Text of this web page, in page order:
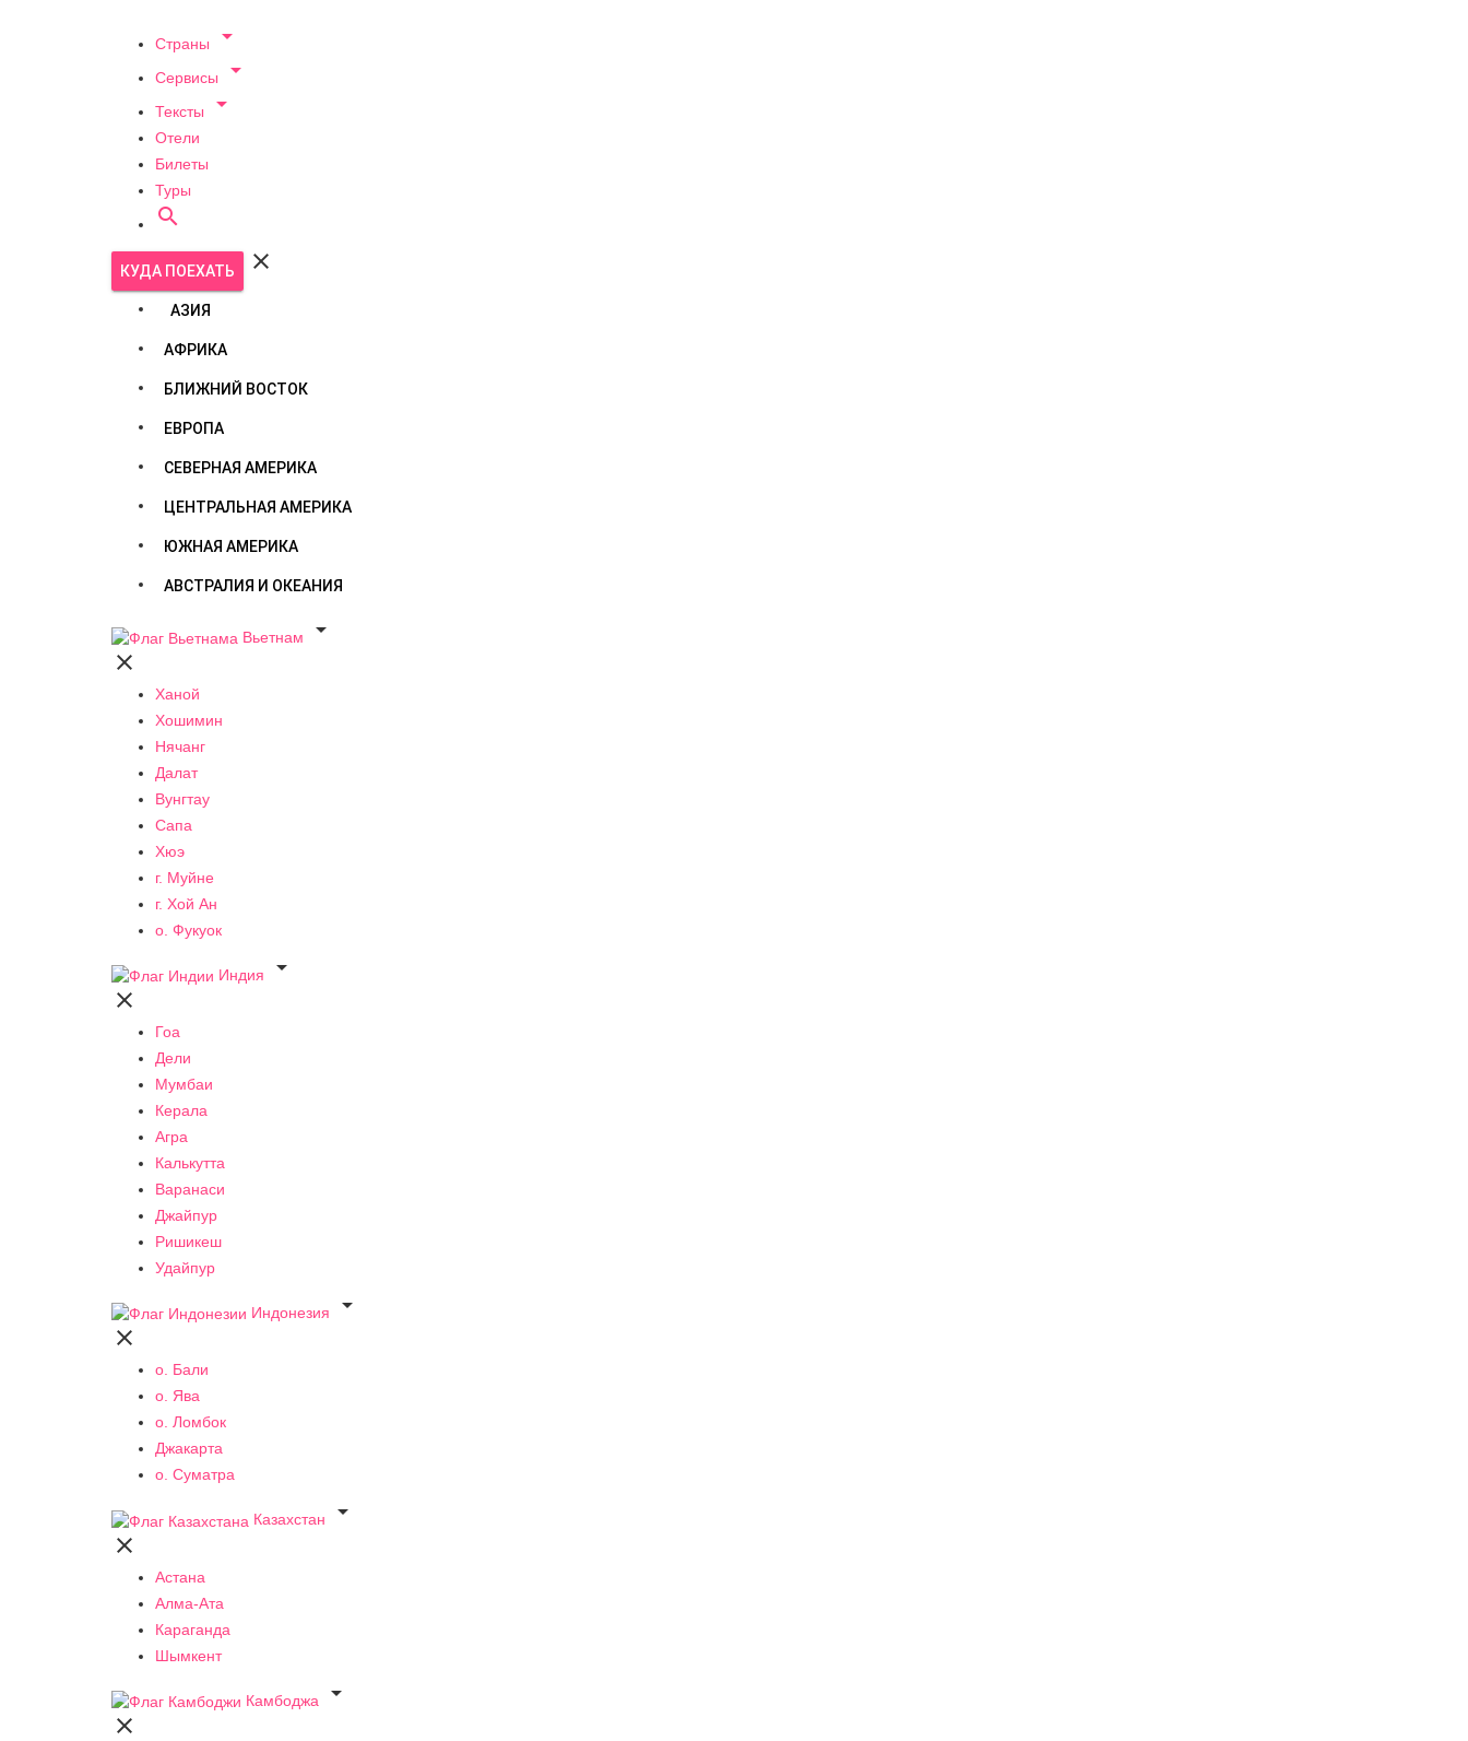
Страны 
Сервисы 
Тексты 
Отели
Билеты
Туры

КУДА ПОЕХАТЬ 
АЗИЯ
АФРИКА
БЛИЖНИЙ ВОСТОК
ЕВРОПА
СЕВЕРНАЯ АМЕРИКА
ЦЕНТРАЛЬНАЯ АМЕРИКА
ЮЖНАЯ АМЕРИКА
АВСТРАЛИЯ И ОКЕАНИЯ
Вьетнам


Ханой
Хошимин
Нячанг
Далат
Вунгтау
Сапа
Хюэ
г. Муйне
г. Хой Ан
о. Фукуок
Индия


Гоа
Дели
Мумбаи
Керала
Агра
Калькутта
Варанаси
Джайпур
Ришикеш
Удайпур
Индонезия


о. Бали
о. Ява
о. Ломбок
Джакарта
о. Суматра
Казахстан


Астана
Алма-Ата
Караганда
Шымкент
Камбоджа

